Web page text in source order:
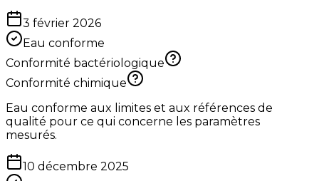
3 février 2026
Eau conforme
Conformité bactériologique
Conformité chimique
Eau conforme aux limites et aux références de
qualité pour ce qui concerne les paramètres
mesurés.
10 décembre 2025